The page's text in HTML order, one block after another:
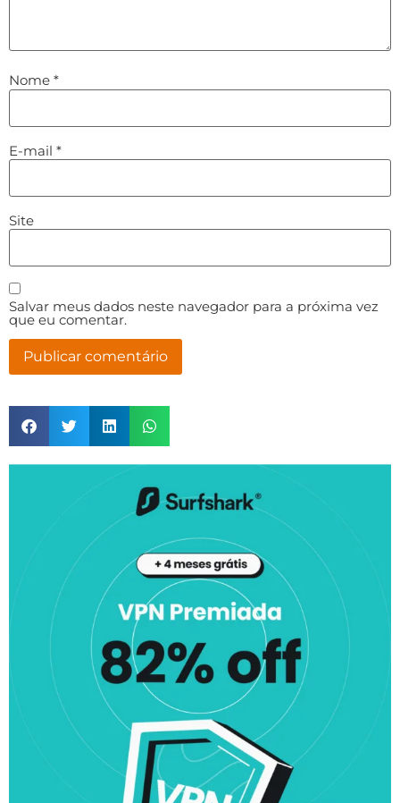
Nome *
E-mail *
Site
Salvar meus dados neste navegador para a próxima vez
que eu comentar.